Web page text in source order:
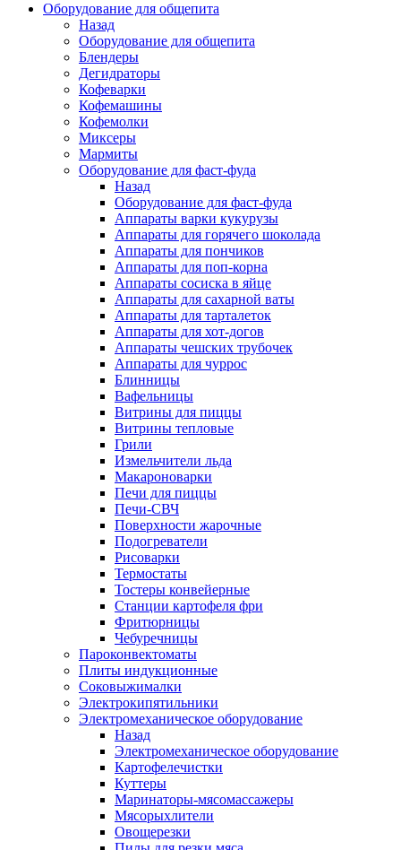
Оборудование для общепита
Назад
Оборудование для общепита
Блендеры
Дегидраторы
Кофеварки
Кофемашины
Кофемолки
Миксеры
Мармиты
Оборудование для фаст-фуда
Назад
Оборудование для фаст-фуда
Аппараты варки кукурузы
Аппараты для горячего шоколада
Аппараты для пончиков
Аппараты для поп-корна
Аппараты сосиска в яйце
Аппараты для сахарной ваты
Аппараты для тарталеток
Аппараты для хот-догов
Аппараты чешских трубочек
Аппараты для чуррос
Блинницы
Вафельницы
Витрины для пиццы
Витрины тепловые
Грили
Измельчители льда
Макароноварки
Печи для пиццы
Печи-СВЧ
Поверхности жарочные
Подогреватели
Рисоварки
Термостаты
Тостеры конвейерные
Станции картофеля фри
Фритюрницы
Чебуречницы
Пароконвектоматы
Плиты индукционные
Соковыжималки
Электрокипятильники
Электромеханическое оборудование
Назад
Электромеханическое оборудование
Картофелечистки
Куттеры
Маринаторы-мясомассажеры
Мясорыхлители
Овощерезки